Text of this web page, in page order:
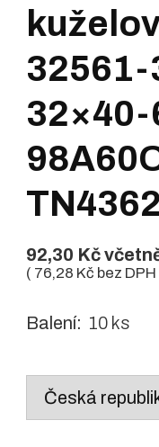
32561-
32×40-
92,30 Kč
( 76,28 Kč bez DPH
Balení: 10 ks
Country